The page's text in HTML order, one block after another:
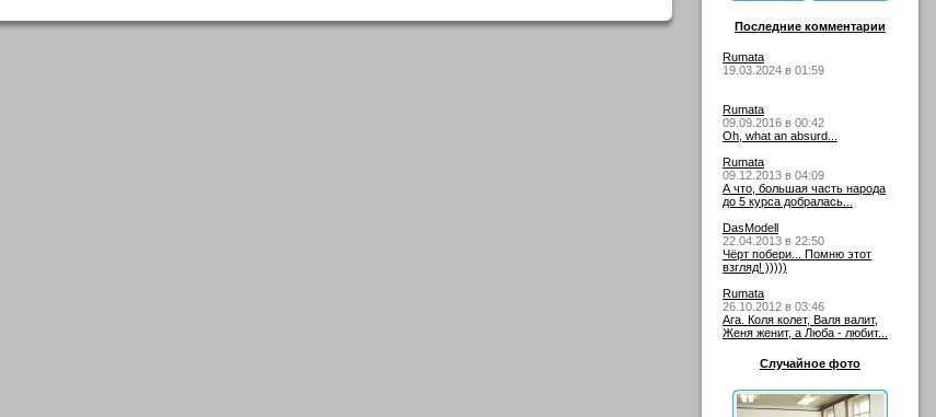
Последние комментарии
Rumata
19.03.2024 в 01:59
Rumata
09.09.2016 в 00:42
Oh, what an absurd...
Rumata
09.12.2013 в 04:09
А что, большая часть народа
до 5 курса добралась...
DasModell
22.04.2013 в 22:50
Чёрт побери... Помню этот
взгляд! )))))
Rumata
26.10.2012 в 03:46
Ага. Коля колет, Валя валит,
Женя женит, а Люба - любит...
Случайное фото